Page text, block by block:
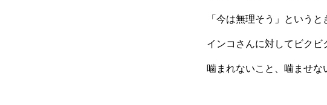
「今は無理そう」という
インコさんに対してビクビ
噛まれないこと、噛ませな